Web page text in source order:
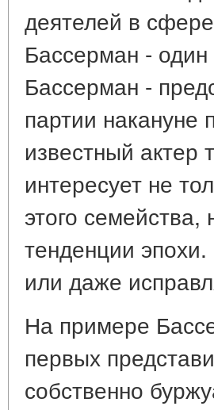
деятелей в
Бассерман -
Бассерман -
партии
известный актер
интересует не
этого
тенденции
или даже
На примере
первых
собственно